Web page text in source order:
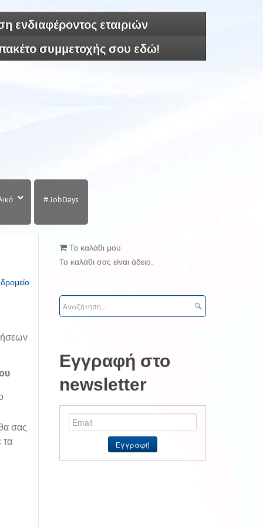
ενδιαφέροντος εταιριών
συμμετοχής σου εδώ!
#JobDays
σας
τα
Το καλάθι μου
Το καλάθι σας είναι άδειο.
Εγγραφή στο
newsletter